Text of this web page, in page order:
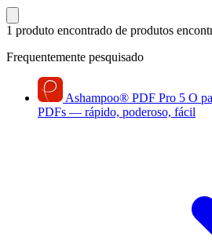
1 produto encontrado de produtos
Frequentemente pesquisado
Ashampoo® PDF Pro 5 O
PDFs — rápido, poderoso, fácil